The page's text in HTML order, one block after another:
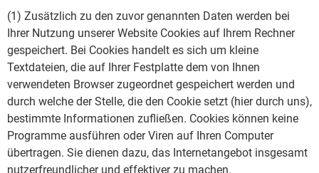
(1) Zusätzlich zu den zuvor genannten Daten werden bei
Ihrer Nutzung unserer Website Cookies auf Ihrem Rechner
gespeichert. Bei Cookies handelt es sich um kleine
Textdateien, die auf Ihrer Festplatte dem von Ihnen
verwendeten Browser zugeordnet gespeichert werden und
durch welche der Stelle, die den Cookie setzt (hier durch uns),
bestimmte Informationen zufließen. Cookies können keine
Programme ausführen oder Viren auf Ihren Computer
übertragen. Sie dienen dazu, das Internetangebot insgesamt
nutzerfreundlicher und effektiver zu machen.